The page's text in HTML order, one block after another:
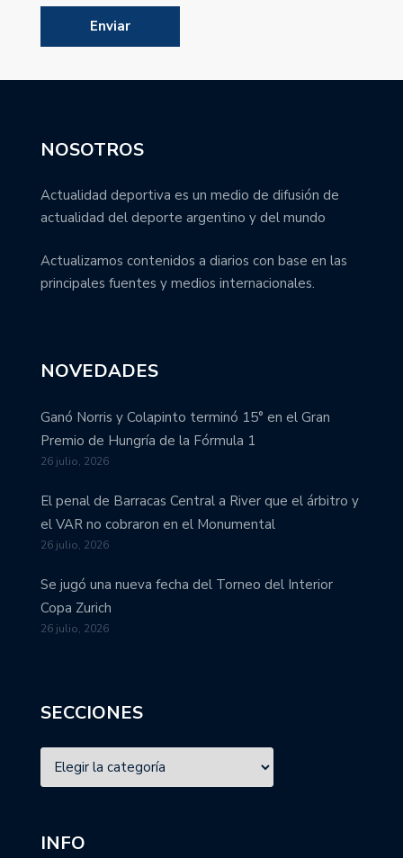
NOSOTROS
Actualidad deportiva es un medio de difusión de
actualidad del deporte argentino y del mundo
Actualizamos contenidos a diarios con base en las
principales fuentes y medios internacionales.
NOVEDADES
Ganó Norris y Colapinto terminó 15° en el Gran
Premio de Hungría de la Fórmula 1
26 julio, 2026
El penal de Barracas Central a River que el árbitro y
el VAR no cobraron en el Monumental
26 julio, 2026
Se jugó una nueva fecha del Torneo del Interior
Copa Zurich
26 julio, 2026
SECCIONES
INFO